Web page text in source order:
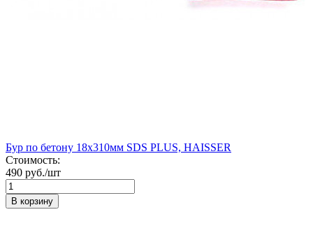
Бур по бетону 18х310мм SDS PLUS, HAISSER
Стоимость:
490 руб./шт
В корзину